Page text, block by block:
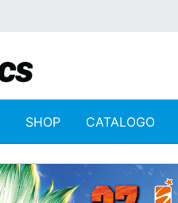
SHOP CATALOGO